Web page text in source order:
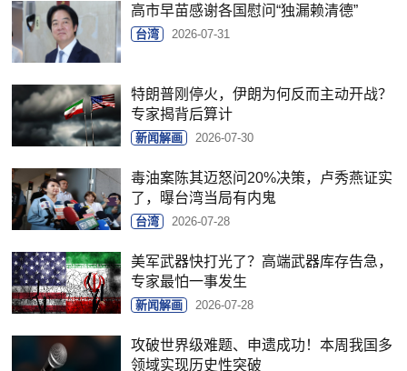
高市早苗感谢各国慰问“独漏赖清德”
台湾 2026-07-31
特朗普刚停火，伊朗为何反而主动开战？
专家揭背后算计
新闻解画 2026-07-30
毒油案陈其迈怒问20%决策，卢秀燕证实
了，曝台湾当局有内鬼
台湾 2026-07-28
美军武器快打光了？高端武器库存告急，
专家最怕一事发生
新闻解画 2026-07-28
攻破世界级难题、申遗成功！本周我国多
领域实现历史性突破